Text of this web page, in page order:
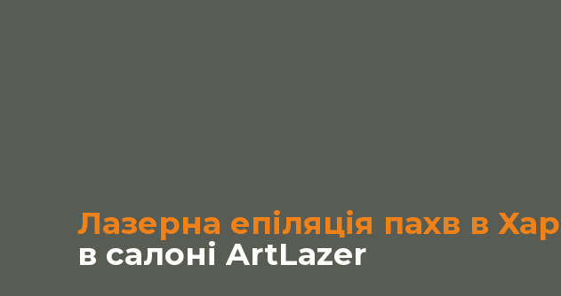
Лазерна епіляція пахв в
в салоні ArtLazer